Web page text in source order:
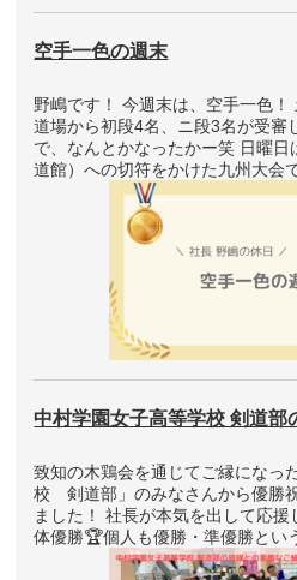
空手一色の週末
野嶋です！ 今週末は、空手一色
道場から初段4名、ニ段3名が受審
で、なんとかなったかー笑 日曜
道館）への切符をかけた九州大会
中村学園女子高等学校 剣道部
致知の木鶏会を通じてご縁になっ
校 剣道部」のみなさんから優勝
ました！ 社長が本気を出して応
体優勝🏆個人も優勝・準優勝とい